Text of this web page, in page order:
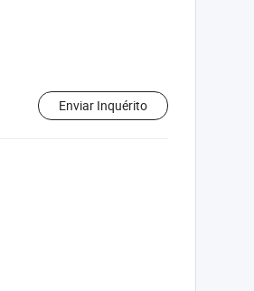
Enviar Inquérito